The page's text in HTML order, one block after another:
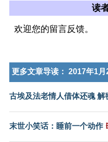
读
欢迎您的留言反馈。
更多文章导读： 2017年1月
古埃及法老情人借体还魂 解
末世小笑话：睡前一个动作